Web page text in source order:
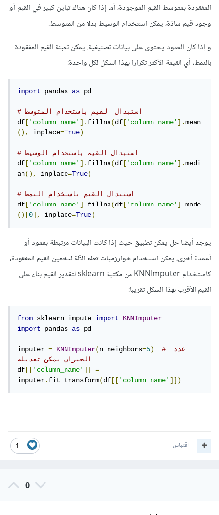
المفقودة بمتوسط القيم الموجودة، أما إذا كان هناك تباين كبير في القيم أو
وجود قيم شاذة، يمكن استخدام الوسيط بدلا من المتوسط.
و إذا كان العمود يحتوي على بيانات تصنيفية، يمكن تعبئة القيم المفقودة
بالنمط، أي القيمة الأكثر تكرارا بهذا الشكل لكل واحدة:
import pandas as pd
# استبدال القيم باستخدام المتوسط
df ['column_name'].fillna(df ['column_name'].mean
(),
inplace=True)
# استبدال القيم باستخدام الوسيط
df ['column_name'].fillna(df ['column_name'].medi
an(), inplace=True)
# استبدال القيم باستخدام النمط
df ['column_name'].fillna(df ['column_name'].mode
()[0], inplace=True)
يوجد أيضا حل يمكن تطبيق حيث إذا كانت البيانات مرتبطة بعمود أو
أعمدة أخرى، يمكن استخدام خوارزميات تعلم الآلة لتخمين القيم المفقودة،
كاستخدام KNNImputer من مكتبة sklearn لتقدير القيم بناء على
القيم الأقرب بهذا الشكل تقريبا:
from sklearn.impute import
KNNImputer
import
pandas as pd
imputer = KNNImputer(n_neighbors=5)
# عدد
الجيران يمكن تعديله
df [['column_name']]
=
imputer.fit_transform(df [['column_name']])
1 اقتباس
0